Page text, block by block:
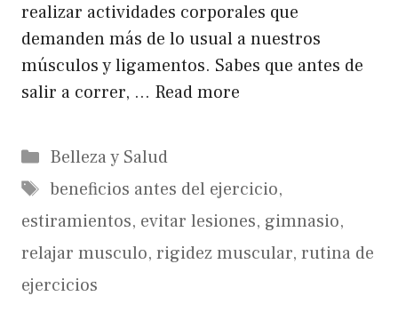
realizar actividades corporales que
demanden más de lo usual a nuestros
músculos y ligamentos. Sabes que antes de
salir a correr, … Read more
Categorías
Belleza y Salud
Etiquetas
beneficios antes del ejercicio,
estiramientos, evitar lesiones, gimnasio,
relajar musculo, rigidez muscular, rutina de
ejercicios